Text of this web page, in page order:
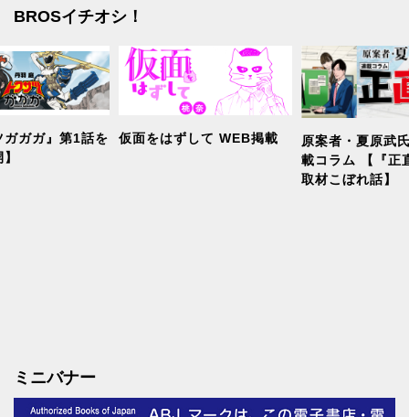
BROSイチオシ！
ガガガ』第1話を
仮面をはずして WEB掲載
原案者・夏原武
載コラム 【『正
取材こぼれ話】
ミニバナー